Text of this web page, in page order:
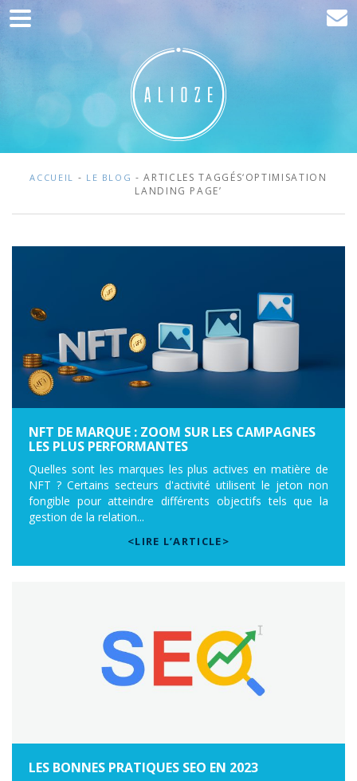
Accueil
Développement web
Acquisition de trafic
Clients
Blog
Contact
ACCUEIL - LE BLOG - ARTICLES TAGGÉS‘OPTIMISATION
LANDING PAGE’
NFT DE MARQUE : ZOOM SUR LES CAMPAGNES
LES PLUS PERFORMANTES
Quelles sont les marques les plus actives en matière de
NFT ? Certains secteurs d'activité utilisent le jeton non
fongible pour atteindre différents objectifs tels que la
gestion de la relation...
<LIRE L’ARTICLE>
LES BONNES PRATIQUES SEO EN 2023